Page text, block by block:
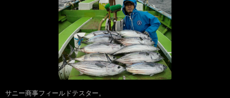
サニー商事フィールドテスター。